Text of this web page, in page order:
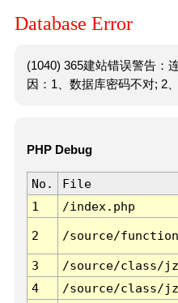
Database Error
(1040) 365建站错误警告：
因：1、数据库密码不对; 2
PHP Debug
No. File
1
/index.php
2 /source/
3 /source/class/
4
/source/class/